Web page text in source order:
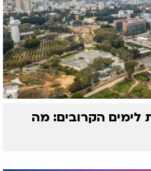
לימים הקרובים: מה